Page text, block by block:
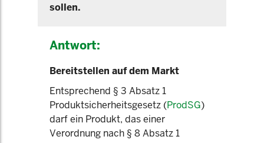
sollen.
Antwort:
Bereitstellen auf dem Markt
Entsprechend § 3 Absatz 1
Produktsicherheitsgesetz (ProdSG)
darf ein Produkt, das einer
Verordnung nach § 8 Absatz 1